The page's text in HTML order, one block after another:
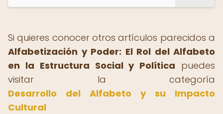
Si quieres conocer otros artículos parecidos a
Alfabetización y Poder: El Rol del Alfabeto
en la Estructura Social y Política puedes
visitar la categoría
Desarrollo del Alfabeto y su Impacto
Cultural